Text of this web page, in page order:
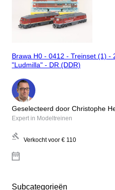
Brawa H0 - 0412 - Treinset (1) -
"Ludmilla" - DR (DDR)
Geselecteerd door Christophe
Expert in Modeltreinen
Verkocht voor € 110
Subcategorieën